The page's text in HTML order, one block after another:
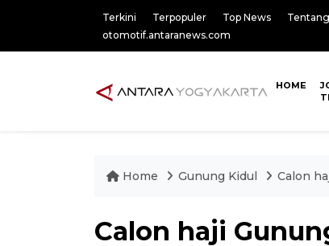
Terkini Terpopuler Top News
otomotif.antaranews.com
HOME
Home Gunung Kidul Calon
Calon haji